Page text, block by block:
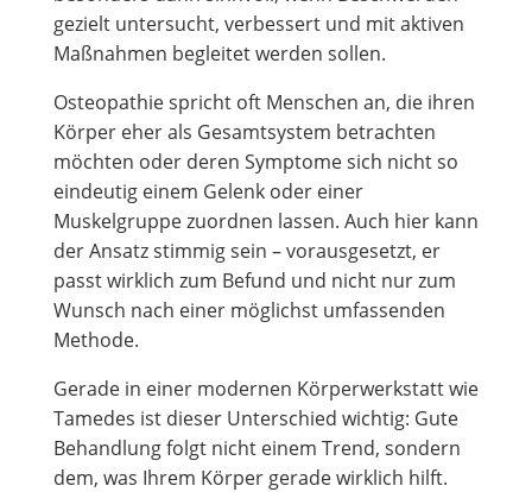
gezielt untersucht, verbessert und mit aktiven
Maßnahmen begleitet werden sollen.
Osteopathie spricht oft Menschen an, die ihren
Körper eher als Gesamtsystem betrachten
möchten oder deren Symptome sich nicht so
eindeutig einem Gelenk oder einer
Muskelgruppe zuordnen lassen. Auch hier kann
der Ansatz stimmig sein – vorausgesetzt, er
passt wirklich zum Befund und nicht nur zum
Wunsch nach einer möglichst umfassenden
Methode.
Gerade in einer modernen Körperwerkstatt wie
Tamedes ist dieser Unterschied wichtig: Gute
Behandlung folgt nicht einem Trend, sondern
dem, was Ihrem Körper gerade wirklich hilft.